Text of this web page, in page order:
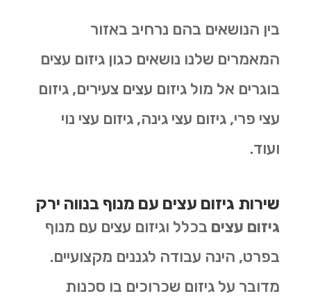
בין הנושאים בהם נרחיב באזור
המאמרים שלנו נושאים כגון גיזום עצים
בוגרים אל מול גיזום עצים צעירים, גיזום
עצי פרי, גיזום עצי גינה, גיזום עצי נוי
ועוד.
שירות גיזום עצים עם מנוף בנווה ירק
גיזום עצים בכלל וגיזום עצים עם מנוף
בפרט, הינה עבודה לגננים מקצועיים.
מדובר על גיזום שכרוכים בו סכנות